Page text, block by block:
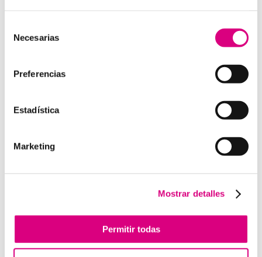
Necesarias
Preferencias
Estadística
Marketing
Mostrar detalles
Permitir todas
15 años de experiencia, disponemos de un equipo de
negocio.
Telefonía Virtual, Antivirus y Seguridad,
; siempre con las garantías de un trabajo
excelente.
o a
través de nuestro email:
hola@grupo-system.com
para publicar un
comentario.